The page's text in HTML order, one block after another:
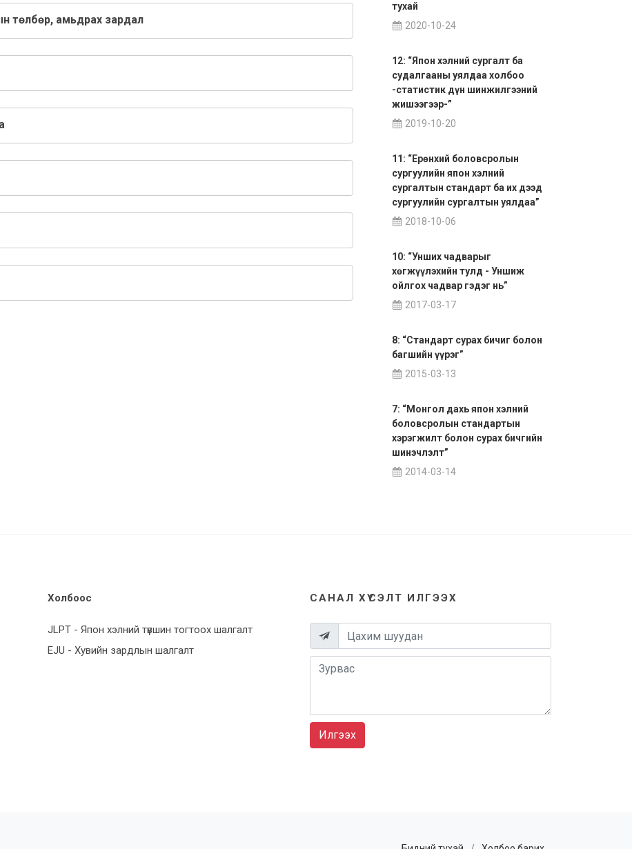
төлбөр, амьдрах зардал
тухай
2020-10-24
12: “Япон хэлний сургалт ба
судалгааны уялдаа холбоо
-статистик дүн шинжилгээний
жишээгээр-”
2019-10-20
11: “Ерөнхий боловсролын
сургуулийн япон хэлний
сургалтын стандарт ба их дээд
сургуулийн сургалтын уялдаа”
2018-10-06
10: “Унших чадварыг
хөгжүүлэхийн тулд - Уншиж
ойлгох чадвар гэдэг нь”
2017-03-17
8: “Стандарт сурах бичиг болон
багшийн үүрэг”
2015-03-13
7: “Монгол дахь япон хэлний
боловсролын стандартын
хэрэгжилт болон сурах бичгийн
шинэчлэлт”
2014-03-14
Холбоос
JLPT - Япон хэлний түвшин тогтоох шалгалт
EJU - Хувийн зардлын шалгалт
САНАЛ ХҮСЭЛТ ИЛГЭЭХ
Илгээх